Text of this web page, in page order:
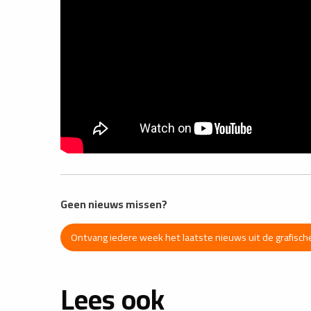
Geen nieuws missen?
Ontvang iedere week het laatste nieuws uit de
Lees ook